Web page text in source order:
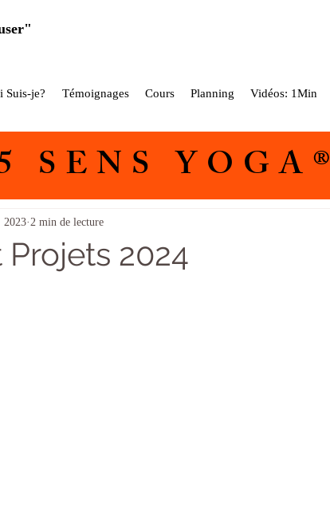
Suis-je? Témoignages Cours Planning Vidéos: 1Min
Asana News
2024
2023 2 min de lecture
SENS YOGA®